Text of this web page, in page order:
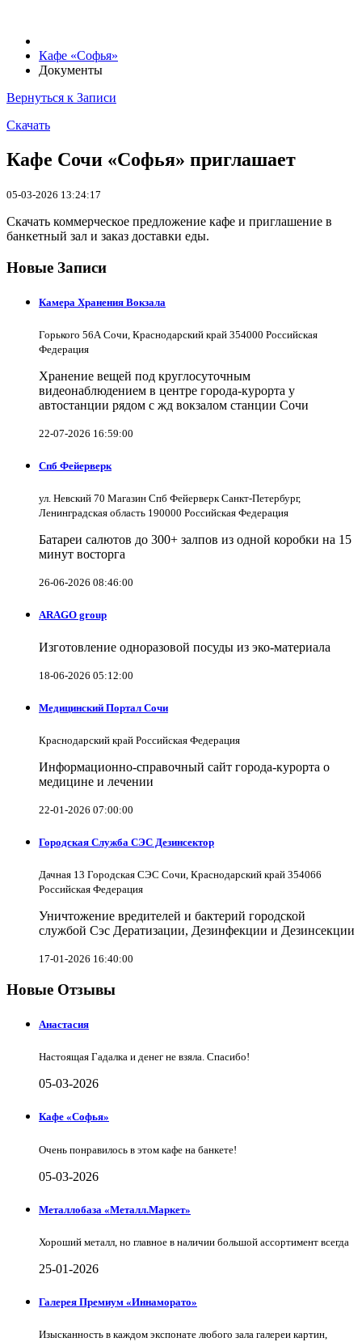
Кафе «Софья»
Документы
Вернуться к Записи
Скачать
Кафе Сочи «Софья» приглашает
05-03-2026 13:24:17
Скачать коммерческое предложение кафе и приглашение в
банкетный зал и заказ доставки еды.
Новые Записи
Камера Хранения Вокзала
Горького 56А Сочи, Краснодарский край 354000 Российская
Федерация
Хранение вещей под круглосуточным
видеонаблюдением в центре города-курорта у
автостанции рядом с жд вокзалом станции Сочи
22-07-2026 16:59:00
Спб Фейерверк
ул. Невский 70 Магазин Спб Фейерверк Санкт-Петербург,
Ленинградская область 190000 Российская Федерация
Батареи салютов до 300+ залпов из одной коробки на 15
минут восторга
26-06-2026 08:46:00
ARAGO group
Изготовление одноразовой посуды из эко-материала
18-06-2026 05:12:00
Медицинский Портал Сочи
Краснодарский край Российская Федерация
Информационно-справочный сайт города-курорта о
медицине и лечении
22-01-2026 07:00:00
Городская Служба СЭС Дезинсектор
Дачная 13 Городская СЭС Сочи, Краснодарский край 354066
Российская Федерация
Уничтожение вредителей и бактерий городской
службой Сэс Дератизации, Дезинфекции и Дезинсекции
17-01-2026 16:40:00
Новые Отзывы
Анастасия
Настоящая Гадалка и денег не взяла. Спасибо!
05-03-2026
Кафе «Софья»
Очень понравилось в этом кафе на банкете!
05-03-2026
Металлобаза «Металл.Маркет»
Хороший металл, но главное в наличии большой ассортимент всегда
25-01-2026
Галерея Премиум «Иннаморато»
Изысканность в каждом экспонате любого зала галереи картин,